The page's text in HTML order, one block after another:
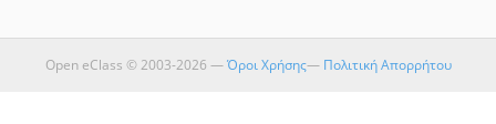
Open eClass © 2003-2026 —Όροι Χρήσης— Πολιτική Απορρήτου